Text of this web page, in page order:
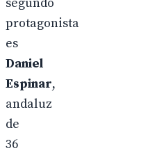
protagonista
es
Daniel
Espinar,
andaluz
de
36